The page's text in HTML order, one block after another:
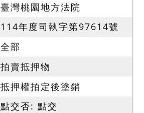
臺灣桃園地方法院
114年度司執字第97614號
全部
拍賣抵押物
抵押權拍定後塗銷
點交否: 點交